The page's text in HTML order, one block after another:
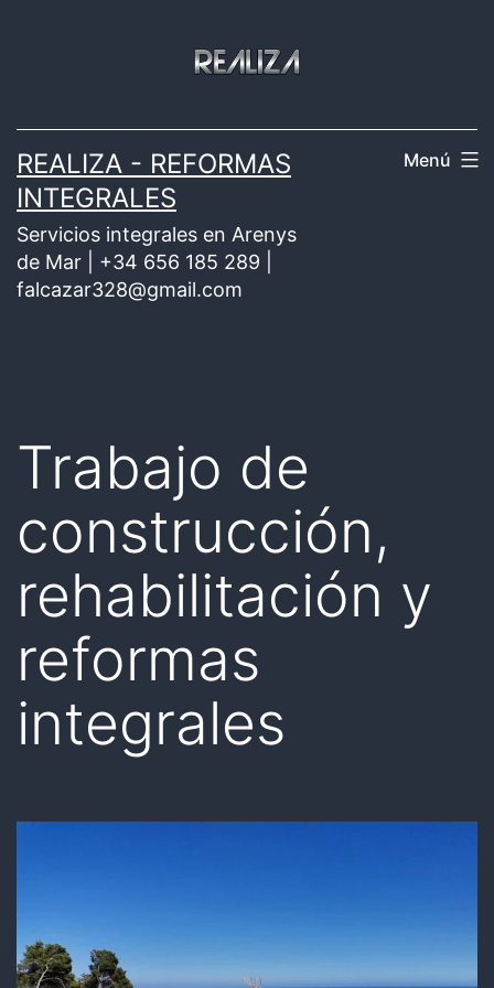
REALIZA - REFORMAS
INTEGRALES
Servicios integrales en Arenys
de Mar | +34 656 185 289 |
falcazar328@gmail.com
Menú
Trabajo de
construcción,
rehabilitación y
reformas
integrales